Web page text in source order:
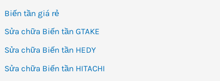
Biến tần giá rẻ
Sửa chữa Biến tần GTAKE
Sửa chữa Biến tần HEDY
Sửa chữa Biến tần HITACHI